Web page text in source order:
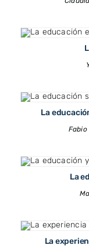
La
Fabio
La
La